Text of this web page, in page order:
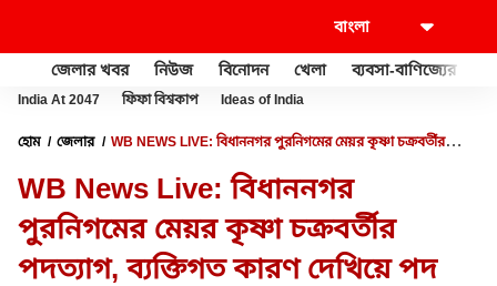
জেলার খবর নিউজ বিনোদন খেলা ব্যবসা-বাণিজ্যের
India At 2047 ফিফা বিশ্বকাপ Ideas of India
হোম জেলার
WB NEWS LIVE: বিধাননগর পুরনিগমের মেয়র কৃষ্ণা চক্রবর্তীর
WB News Live: বিধাননগর
পুরনিগমের মেয়র কৃষ্ণা চক্রবর্তীর
পদত্যাগ, ব্যক্তিগত কারণ দেখিয়ে পদ